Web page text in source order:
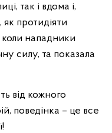
так і вдома і,
як протидіяти
коли нападники
силу, та показала
від кожного
поведінка – це все